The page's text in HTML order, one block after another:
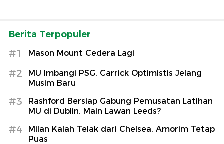
Berita Terpopuler
#1 Mason Mount Cedera Lagi
#2
MU Imbangi PSG, Carrick Optimistis Jelang
Musim Baru
#3
Rashford Bersiap Gabung Pemusatan Latihan
MU di Dublin, Main Lawan Leeds?
#4
Milan Kalah Telak dari Chelsea, Amorim Tetap
Puas